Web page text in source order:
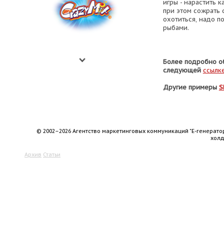
игры - нарастить
при этом сожрать
охотиться, надо
рыбами.
Более подробно
следующей
Другие примеры
© 2002–2026 Агентство маркетинговых коммуникаций "Е-
Архив Статьи